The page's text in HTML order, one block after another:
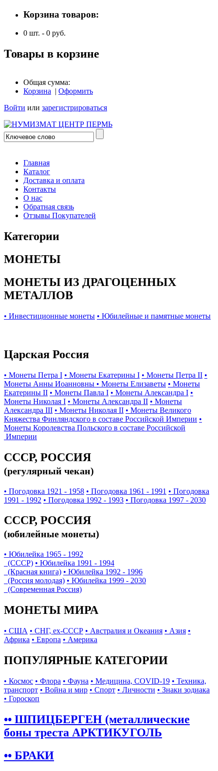
Корзина товаров:
0 шт. - 0 руб.
Товары в корзине
Общая сумма:
Корзина | Оформить
Войти или зарегистрироваться
Главная
Каталог
Доставка и оплата
Контакты
О нас
Обратная связь
Отзывы Покупателей
Категории
МОНЕТЫ
МОНЕТЫ ИЗ ДРАГОЦЕННЫХ
МЕТАЛЛОВ
• Инвестиционные монеты • Юбилейные и памятные монеты
Царская Россия
• Монеты Петра I • Монеты Екатерины I • Монеты Петра II •
Монеты Анны Иоанновны • Монеты Елизаветы • Монеты
Екатерины II • Монеты Павла I • Монеты Александра I •
Монеты Николая I • Монеты Александра II • Монеты
Александра III • Монеты Николая II • Монеты Великого
Княжества Финляндского в составе Российской Империи •
Монеты Королевства Польского в составе Российской
Империи
СССР, РОССИЯ
(регулярный чекан)
• Погодовка 1921 - 1958 • Погодовка 1961 - 1991 • Погодовка
1991 - 1992 • Погодовка 1992 - 1993 • Погодовка 1997 - 2030
СССР, РОССИЯ
(юбилейные монеты)
• Юбилейка 1965 - 1992
(СССР) • Юбилейка 1991 - 1994
(Красная книга) • Юбилейка 1992 - 1996
(Россия молодая) • Юбилейка 1999 - 2030
(Современная Россия)
МОНЕТЫ МИРА
• США • СНГ, ex-СССР • Австралия и Океания • Азия •
Африка • Европа • Америка
ПОПУЛЯРНЫЕ КАТЕГОРИИ
• Космос • Флора • Фауна • Медицина, COVID-19 • Техника,
транспорт • Война и мир • Спорт • Личности • Знаки зодиака
• Гороскоп
•• ШПИЦБЕРГЕН (металлические
боны треста АРКТИКУГОЛЬ
•• БРАКИ